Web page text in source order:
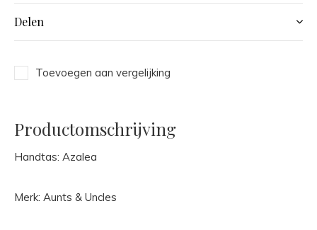
Delen
Toevoegen aan vergelijking
Productomschrijving
Handtas: Azalea
Merk: Aunts & Uncles